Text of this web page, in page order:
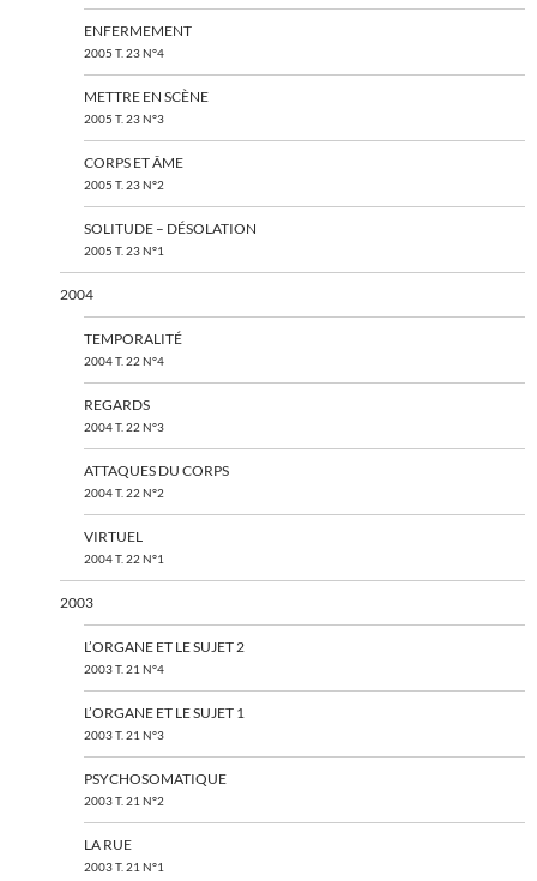
ENFERMEMENT
2005 T. 23 N°4
METTRE EN SCÈNE
2005 T. 23 N°3
CORPS ET ÂME
2005 T. 23 N°2
SOLITUDE – DÉSOLATION
2005 T. 23 N°1
2004
TEMPORALITÉ
2004 T. 22 N°4
REGARDS
2004 T. 22 N°3
ATTAQUES DU CORPS
2004 T. 22 N°2
VIRTUEL
2004 T. 22 N°1
2003
L’ORGANE ET LE SUJET 2
2003 T. 21 N°4
L’ORGANE ET LE SUJET 1
2003 T. 21 N°3
PSYCHOSOMATIQUE
2003 T. 21 N°2
LA RUE
2003 T. 21 N°1